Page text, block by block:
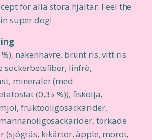
för alla stora hjältar. Feel the
super dog!
nakenhavre, brunt ris, vitt ris,
sockerbetsfiber, linfrö,
mineraler (med
(0,35 %)), fiskolja,
fruktooligosackarider,
torkade
(sjögräs, kikärtor, äpple, morot,